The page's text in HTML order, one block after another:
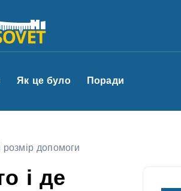
Як це було Поради
допомоги
і де